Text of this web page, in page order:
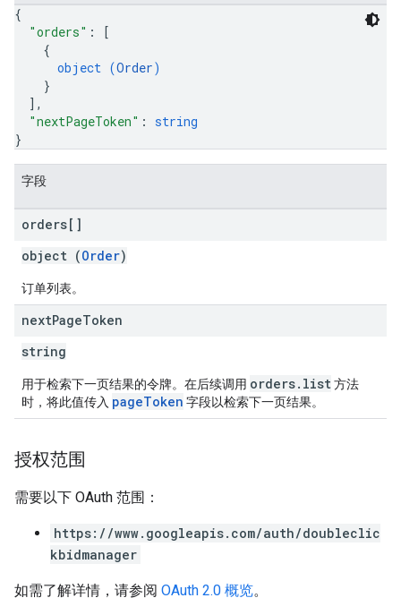
{
"orders" :
[
{
object (Order)
}
] ,
"nextPageToken" : string
}
字段
orders[]
object (Order)
订单列表。
nextPageToken
string
用于检索下一页结果的令牌。在后续调用 orders.list方法
时，将此值传入 pageToken 字段以检索下一页结果。
授权范围
需要以下 OAuth 范围：
https://www.googleapis.com/auth/doubleclic
kbidmanager
如需了解详情，请参阅 OAuth 2.0 概览。